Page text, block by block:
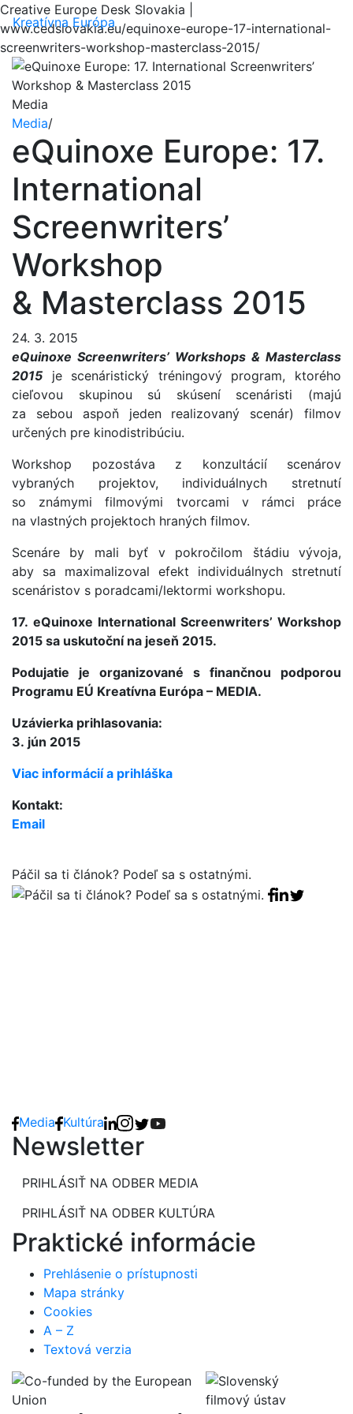
Creative Europe Desk Slovakia |
www.cedslovakia.eu/equinoxe-europe-17-international-
screenwriters-workshop-masterclass-2015/
Kreatívna Európa
Media
Media/
eQuinoxe Europe: 17.
International
Screenwriters’
Workshop
& Masterclass 2015
24. 3. 2015
eQuinoxe Screenwriters’ Workshops & Masterclass
2015 je scenáristický tréningový program, ktorého
cieľovou skupinou sú skúsení scenáristi (majú
za sebou aspoň jeden realizovaný scenár) filmov
určených pre kinodistribúciu.
Workshop pozostáva z konzultácií scenárov
vybraných projektov, individuálnych stretnutí
so známymi filmovými tvorcami v rámci práce
na vlastných projektoch hraných filmov.
Scenáre by mali byť v pokročilom štádiu vývoja,
aby sa maximalizoval efekt individuálnych stretnutí
scenáristov s poradcami/lektormi workshopu.
17. eQuinoxe International Screenwriters’ Workshop
2015 sa uskutoční na jeseň 2015.
Podujatie je organizované s finančnou podporou
Programu EÚ Kreatívna Európa – MEDIA.
Uzávierka prihlasovania:
3. jún 2015
Viac informácií a prihláška
Kontakt:
Email
Páčil sa ti článok? Podeľ sa s ostatnými.
Facebook
Linkedin
Tweet
Media Kultúra
Newsletter
PRIHLÁSIŤ NA ODBER MEDIA
PRIHLÁSIŤ NA ODBER KULTÚRA
Praktické informácie
Prehlásenie o prístupnosti
Mapa stránky
Cookies
A – Z
Textová verzia